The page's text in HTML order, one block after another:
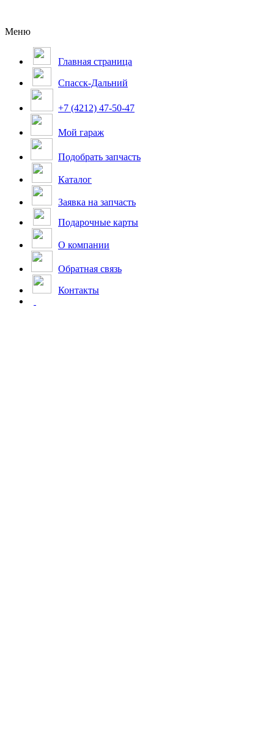
Меню
Главная страница
Спасск-Дальний
+7 (4212) 47-50-47
Мой гараж
Подобрать запчасть
Каталог
Заявка на запчасть
Подарочные карты
О компании
Обратная связь
Контакты